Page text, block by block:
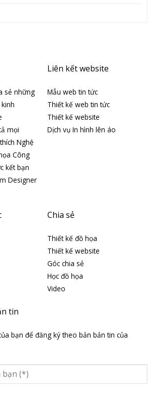
sẻ những
mọi
Nghệ
Công
kết bạn
Designer
Liên kết website
Mẫu web tin tức
Thiết kế web tin tức
Thiết kế website
Dịch vụ In hình lên áo
Chia sẻ
Thiết kế đồ họa
Thiết kế website
Góc chia sẻ
Học đồ họa
Video
tin
bạn để đăng ký theo bản bản tin của